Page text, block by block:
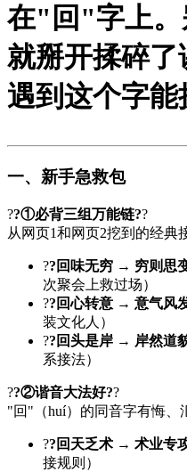
在"回"字上。
就掰开揉碎
遇到这个字能
一、新手急救包
??①必背三组万能链??
从网页1和网页2挖到的经典
??回味无穷 → 穷则思
次聚会上救过场）
??回心转意 → 意气风
装文化人）
??回头是岸 → 岸然道
系接法）
??②谐音大法好??
"回"（huí）的同音字有悔、
??回天乏术 → 术业专
接规则）